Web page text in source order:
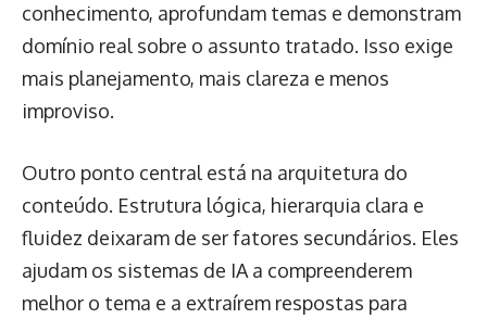
conhecimento, aprofundam temas e demonstram
domínio real sobre o assunto tratado. Isso exige
mais planejamento, mais clareza e menos
improviso.
Outro ponto central está na arquitetura do
conteúdo. Estrutura lógica, hierarquia clara e
fluidez deixaram de ser fatores secundários. Eles
ajudam os sistemas de IA a compreenderem
melhor o tema e a extraírem respostas para